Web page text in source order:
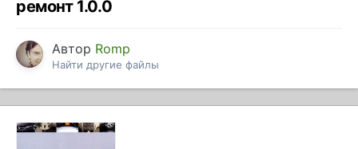
ремонт 1.0.0
Автор Romp
Найти другие файлы